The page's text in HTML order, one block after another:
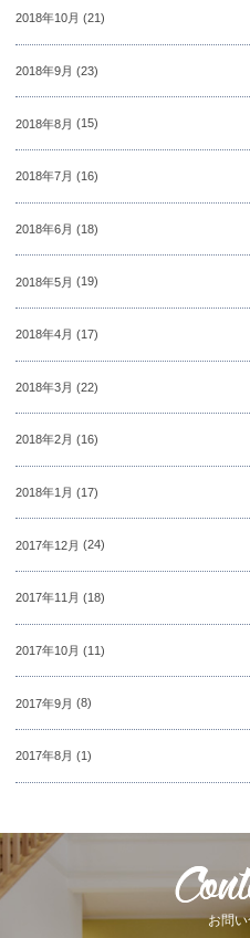
2018年10月 (21)
2018年9月 (23)
2018年8月 (15)
2018年7月 (16)
2018年6月 (18)
2018年5月 (19)
2018年4月 (17)
2018年3月 (22)
2018年2月 (16)
2018年1月 (17)
2017年12月 (24)
2017年11月 (18)
2017年10月 (11)
2017年9月 (8)
2017年8月 (1)
お問